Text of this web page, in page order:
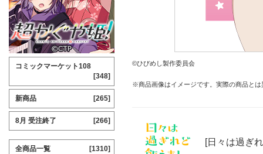
©ひびめし製作委員会
※商品画像はイメージです。実際の商品と
[日々は過ぎ
コミックマーケット108
[348]
新商品 [265]
8月 受注終了 [266]
全商品一覧 [1310]